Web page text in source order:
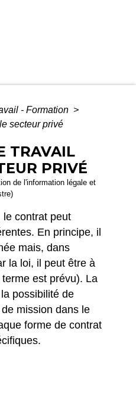
- Formation >
secteur privé
TRAVAIL
PRIVÉ
de l'information légale et
le contrat peut
En principe, il
mais, dans
la loi, il peut être à
est prévu). La
possibilité de
mission dans le
forme de contrat